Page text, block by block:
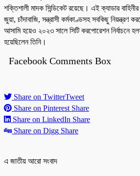
শক্তিশালী মাদক সিন্ডিকেট রয়েছে। এই ক্যাডার
জুয়া, চাঁদাবাজি, সন্ত্রাসী কর্মকাণ্ডসহ সবকিছু নিয়ন্ত্রণ
আসামি হয়েও ২০২৩ সালে সিটি করপোরেশন নির্বাচনে
হয়েছিলেন তিনি।
Facebook Comments Box
Share on TwitterTweet
Share on Pinterest Share
Share on LinkedIn Share
Share on Digg Share
এ জাতীয় আরো সংবাদ